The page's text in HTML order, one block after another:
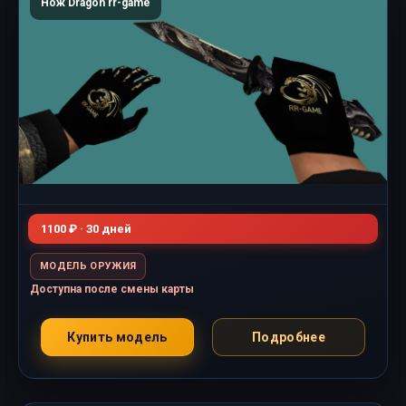
Нож Dragon rr-game
1100 ₽ · 30 дней
МОДЕЛЬ ОРУЖИЯ
Доступна после смены карты
Купить модель Подробнее